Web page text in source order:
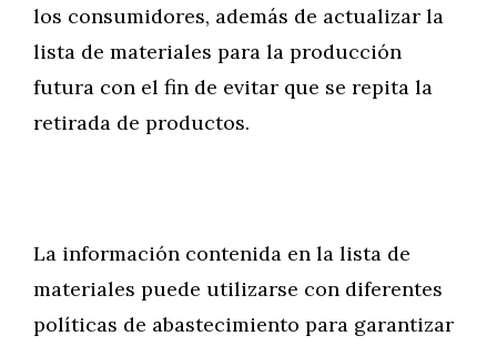
los consumidores, además de actualizar la
lista de materiales para la producción
futura con el fin de evitar que se repita la
retirada de productos.
La información contenida en la lista de
materiales puede utilizarse con diferentes
políticas de abastecimiento para garantizar